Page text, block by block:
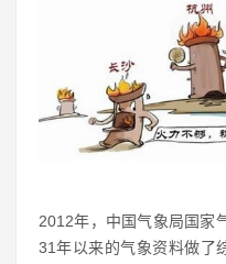
2012年，中国气象局国家
31年以来的气象资料做了